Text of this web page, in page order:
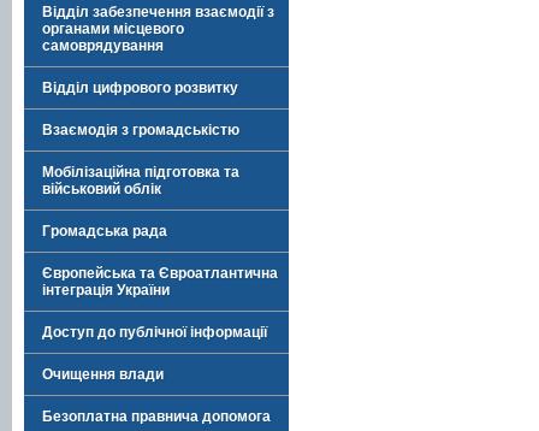
Відділ забезпечення взаємодії з
органами місцевого
самоврядування
Відділ цифрового розвитку
Взаємодія з громадськістю
Мобілізаційна підготовка та
військовий облік
Громадська рада
Європейська та Євроатлантична
інтеграція України
Доступ до публічної інформації
Очищення влади
Безоплатна правнича допомога